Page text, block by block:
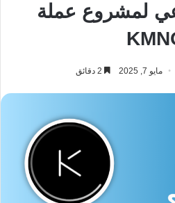
لمشروع عملة
مايو 7, 2025